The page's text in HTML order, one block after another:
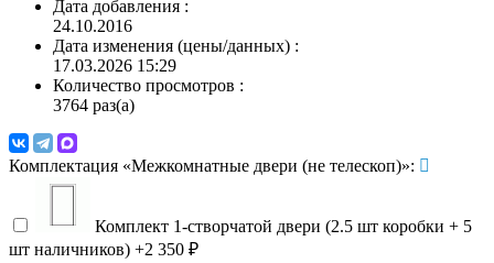
Дата добавления :
24.10.2016
Дата изменения (цены/данных) :
17.03.2026 15:29
Количество просмотров :
3764 раз(а)
Комплектация «Межкомнатные двери (не телескоп)»:
Комплект 1-створчатой двери (2.5 шт коробки + 5
шт наличников) +2 350 ₽